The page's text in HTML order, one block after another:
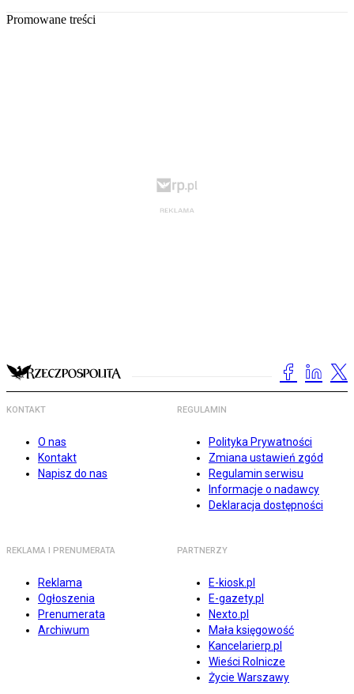
Promowane treści
KONTAKT
O nas
Kontakt
Napisz do nas
REGULAMIN
Polityka Prywatności
Zmiana ustawień zgód
Regulamin serwisu
Informacje o nadawcy
Deklaracja dostępności
REKLAMA I PRENUMERATA
Reklama
Ogłoszenia
Prenumerata
Archiwum
PARTNERZY
E-kiosk.pl
E-gazety.pl
Nexto.pl
Mała księgowość
Kancelarierp.pl
Wieści Rolnicze
Życie Warszawy